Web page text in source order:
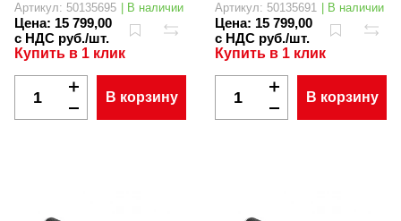
Артикул: 50135695 | В наличии
Цена: 15 799,00
с НДС руб./шт.
Купить в 1 клик
В корзину
Артикул: 50135691 | В наличии
Цена: 15 799,00
с НДС руб./шт.
Купить в 1 клик
В корзину